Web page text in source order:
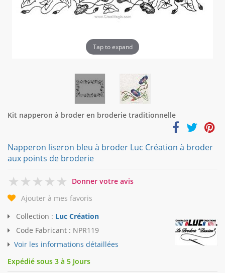
Tap to expand
Kit napperon à broder en broderie traditionnelle
Napperon liseron bleu à broder Luc Création à broder
aux points de broderie
0
Donner votre avis
Ajouter à mes favoris
Collection : Luc Création
Code Fabricant : NPR119
Voir les informations détaillées
Expédié sous 3 à 5 Jours